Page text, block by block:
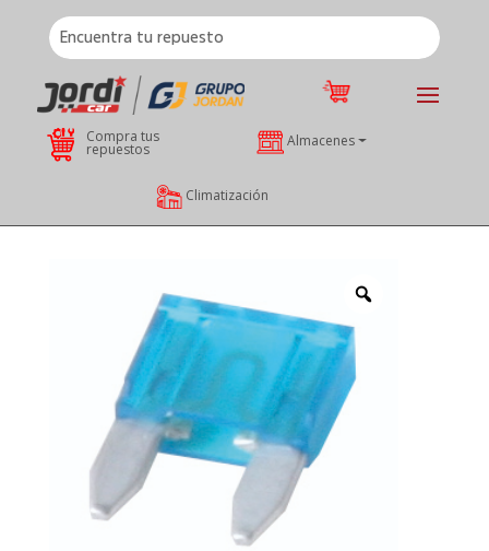
Compra tus
repuestos Almacenes
Climatización